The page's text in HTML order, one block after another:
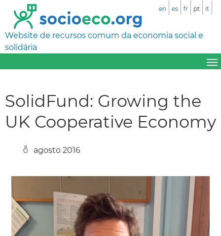
Website de recursos comum da economia social e
solidária
en es fr pt it
SolidFund: Growing the
UK Cooperative Economy
agosto 2016